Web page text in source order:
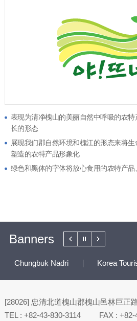
表现为清净槐山的美丽自然中呼吸的农
长的形态
展现我们郡自然环境和槐江的形态来将
塑造的农特产品形象化
绿色和黑体的字体将放心食用的农特产品
Banners
Chungbuk Nadri Korea
[28026] 忠清北道槐山郡槐山邑林巨正
TEL : +82-43-830-3114 FAX : +82-